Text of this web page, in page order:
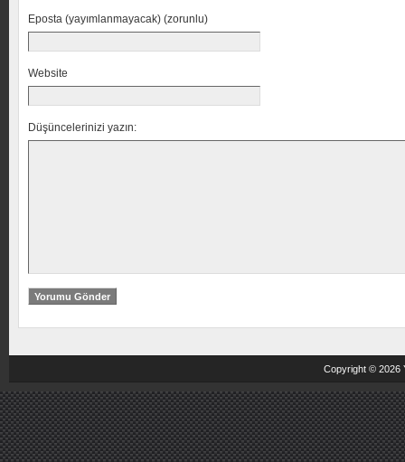
Eposta (yayımlanmayacak) (zorunlu)
Website
Düşüncelerinizi yazın:
Copyright © 2026